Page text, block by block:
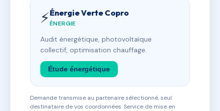
⚡Énergie Verte Copro
ÉNERGIE
Audit énergétique, photovoltaïque
collectif, optimisation chauffage.
Étude énergétique
Demande transmise au partenaire sélectionné, seul
destinataire de vos coordonnées. Service de mise en